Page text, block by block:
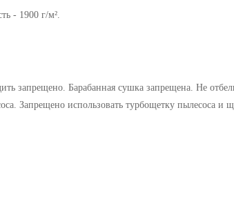
- 1900 г/м²
запрещено. Барабанная сушка запрещена. Не
Запрещено использовать турбощетку пылесоса и